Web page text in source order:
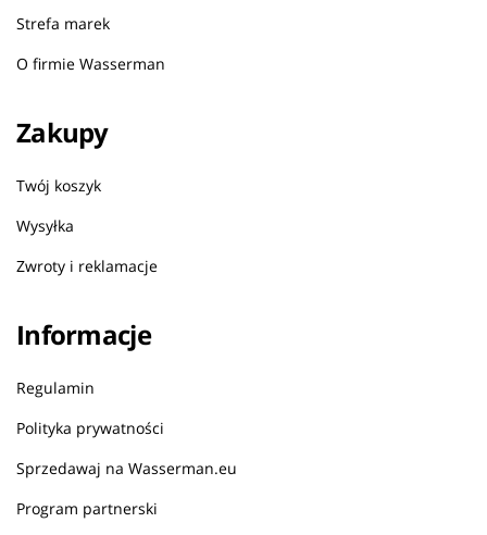
Strefa marek
O firmie Wasserman
Zakupy
Twój koszyk
Wysyłka
Zwroty i reklamacje
Informacje
Regulamin
Polityka prywatności
Sprzedawaj na Wasserman.eu
Program partnerski